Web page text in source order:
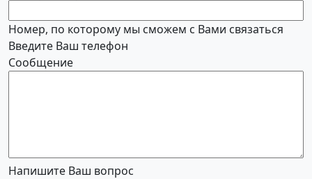
Номер, по которому мы сможем с Вами связаться
Введите Ваш телефон
Сообщение
Напишите Ваш вопрос